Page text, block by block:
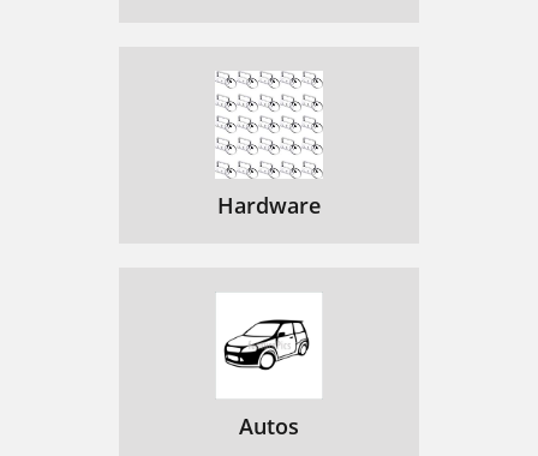
Hardware
Autos